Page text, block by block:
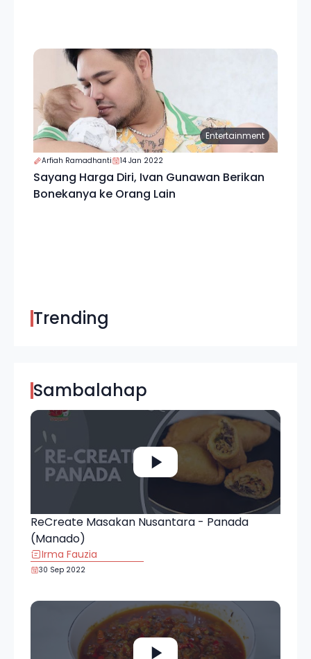
Entertainment
Arfiah Ramadhanti 14 Jan 2022
Sayang Harga Diri, Ivan Gunawan Berikan
Bonekanya ke Orang Lain
Trending
Sambalahap
ReCreate Masakan Nusantara - Panada
(Manado)
Irma Fauzia
30 Sep 2022